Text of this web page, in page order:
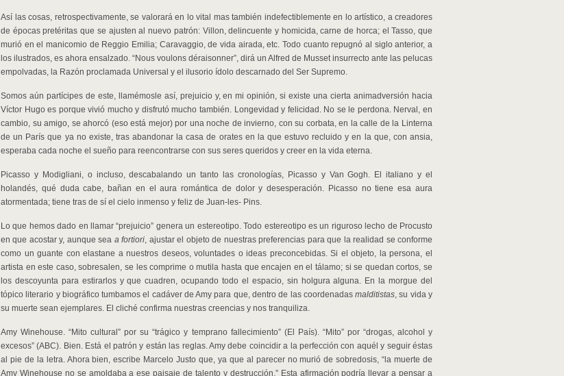
Así las cosas, retrospectivamente, se valorará en lo vital mas también indefectiblemente en lo artístico, a creadores
de épocas pretéritas que se ajusten al nuevo patrón: Villon, delincuente y homicida, carne de horca; el Tasso, que
murió en el manicomio de Reggio Emilia; Caravaggio, de vida airada, etc. Todo cuanto repugnó al siglo anterior, a
los ilustrados, es ahora ensalzado. “Nous voulons déraisonner”, dirá un Alfred de Musset insurrecto ante las pelucas
empolvadas, la Razón proclamada Universal y el ilusorio ídolo descarnado del Ser Supremo.
Somos aún partícipes de este, llamémosle así, prejuicio y, en mi opinión, si existe una cierta animadversión hacia
Víctor Hugo es porque vivió mucho y disfrutó mucho también. Longevidad y felicidad. No se le perdona. Nerval, en
cambio, su amigo, se ahorcó (eso está mejor) por una noche de invierno, con su corbata, en la calle de la Linterna
de un París que ya no existe, tras abandonar la casa de orates en la que estuvo recluido y en la que, con ansia,
esperaba cada noche el sueño para reencontrarse con sus seres queridos y creer en la vida eterna.
Picasso y Modigliani, o incluso, descabalando un tanto las cronologías, Picasso y Van Gogh. El italiano y el
holandés, qué duda cabe, bañan en el aura romántica de dolor y desesperación. Picasso no tiene esa aura
atormentada; tiene tras de sí el cielo inmenso y feliz de Juan-les- Pins.
Lo que hemos dado en llamar “prejuicio” genera un estereotipo. Todo estereotipo es un riguroso lecho de Procusto
en que acostar y, aunque sea a fortiori, ajustar el objeto de nuestras preferencias para que la realidad se conforme
como un guante con elastane a nuestros deseos, voluntades o ideas preconcebidas. Si el objeto, la persona, el
artista en este caso, sobresalen, se les comprime o mutila hasta que encajen en el tálamo; si se quedan cortos, se
los descoyunta para estirarlos y que cuadren, ocupando todo el espacio, sin holgura alguna. En la morgue del
tópico literario y biográfico tumbamos el cadáver de Amy para que, dentro de las coordenadasmalditistas, su vida y
su muerte sean ejemplares. El cliché confirma nuestras creencias y nos tranquiliza.
Amy Winehouse. “Mito cultural” por su “trágico y temprano fallecimiento” (El País). “Mito” por “drogas, alcohol y
excesos” (ABC). Bien. Está el patrón y están las reglas. Amy debe coincidir a la perfección con aquél y seguir éstas
al pie de la letra. Ahora bien, escribe Marcelo Justo que, ya que al parecer no murió de sobredosis, “la muerte de
Amy Winehouse no se amoldaba a ese paisaje de talento y destrucción.” Esta afirmación podría llevar a pensar a